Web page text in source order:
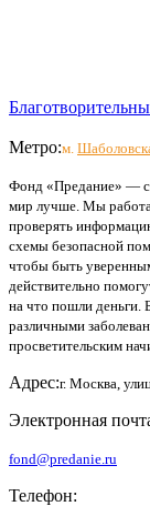
Метро:м.
Фонд «Предание» —
мир лучше. Мы
проверять
схемы безопасной
чтобы быть
действительно
на что пошли деньги.
различными
просветительским
Адрес:г. Москва,
Электронная
fond@predanie.ru
Телефон: